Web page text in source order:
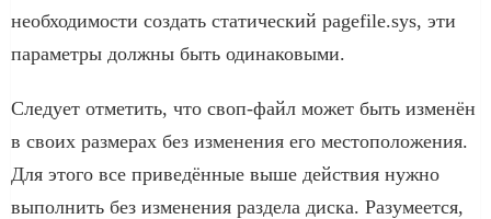
необходимости создать статический pagefile.sys, эти
параметры должны быть одинаковыми.
Следует отметить, что своп-файл может быть изменён
в своих размерах без изменения его местоположения.
Для этого все приведённые выше действия нужно
выполнить без изменения раздела диска. Разумеется,